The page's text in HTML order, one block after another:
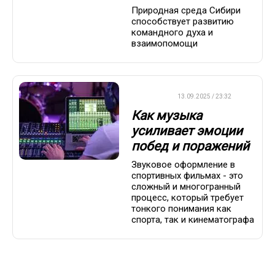
Природная среда Сибири
способствует развитию
командного духа и
взаимопомощи
13.09.2025 / 23:32
Как музыка
усиливает эмоции
побед и поражений
Звуковое оформление в
спортивных фильмах - это
сложный и многогранный
процесс, который требует
тонкого понимания как
спорта, так и кинематографа